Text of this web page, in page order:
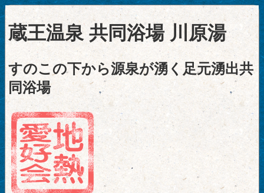
蔵王温泉 共同浴場 川原湯
すのこの下から源泉が湧く足元湧出共
同浴場